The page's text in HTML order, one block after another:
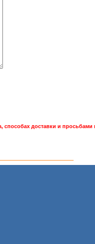
доставки и просьбами